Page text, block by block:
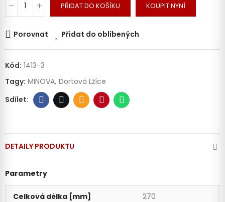
PŘIDAT DO KOŠÍKU KOUPIT NYNÍ
Porovnat Přidat do oblíbených
Kód: 1413-3
Tagy: MINOVA Dortová Lžíce
DETAILY PRODUKTU
Parametry
Celková délka [mm] 270